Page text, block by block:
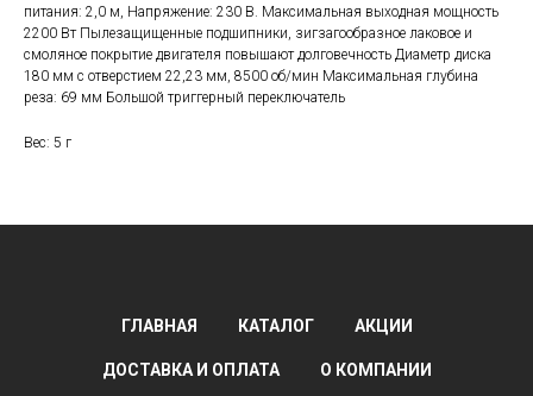
питания: 2,0 м, Напряжение: 230 В. Максимальная выходная мощность
2200 Вт Пылезащищенные подшипники, зигзагообразное лаковое и
смоляное покрытие двигателя повышают долговечность Диаметр диска
180 мм с отверстием 22,23 мм, 8500 об/мин Максимальная глубина
реза: 69 мм Большой триггерный переключатель
Вес: 5 г
ГЛАВНАЯ КАТАЛОГ АКЦИИ
ДОСТАВКА И ОПЛАТА О КОМПАНИИ